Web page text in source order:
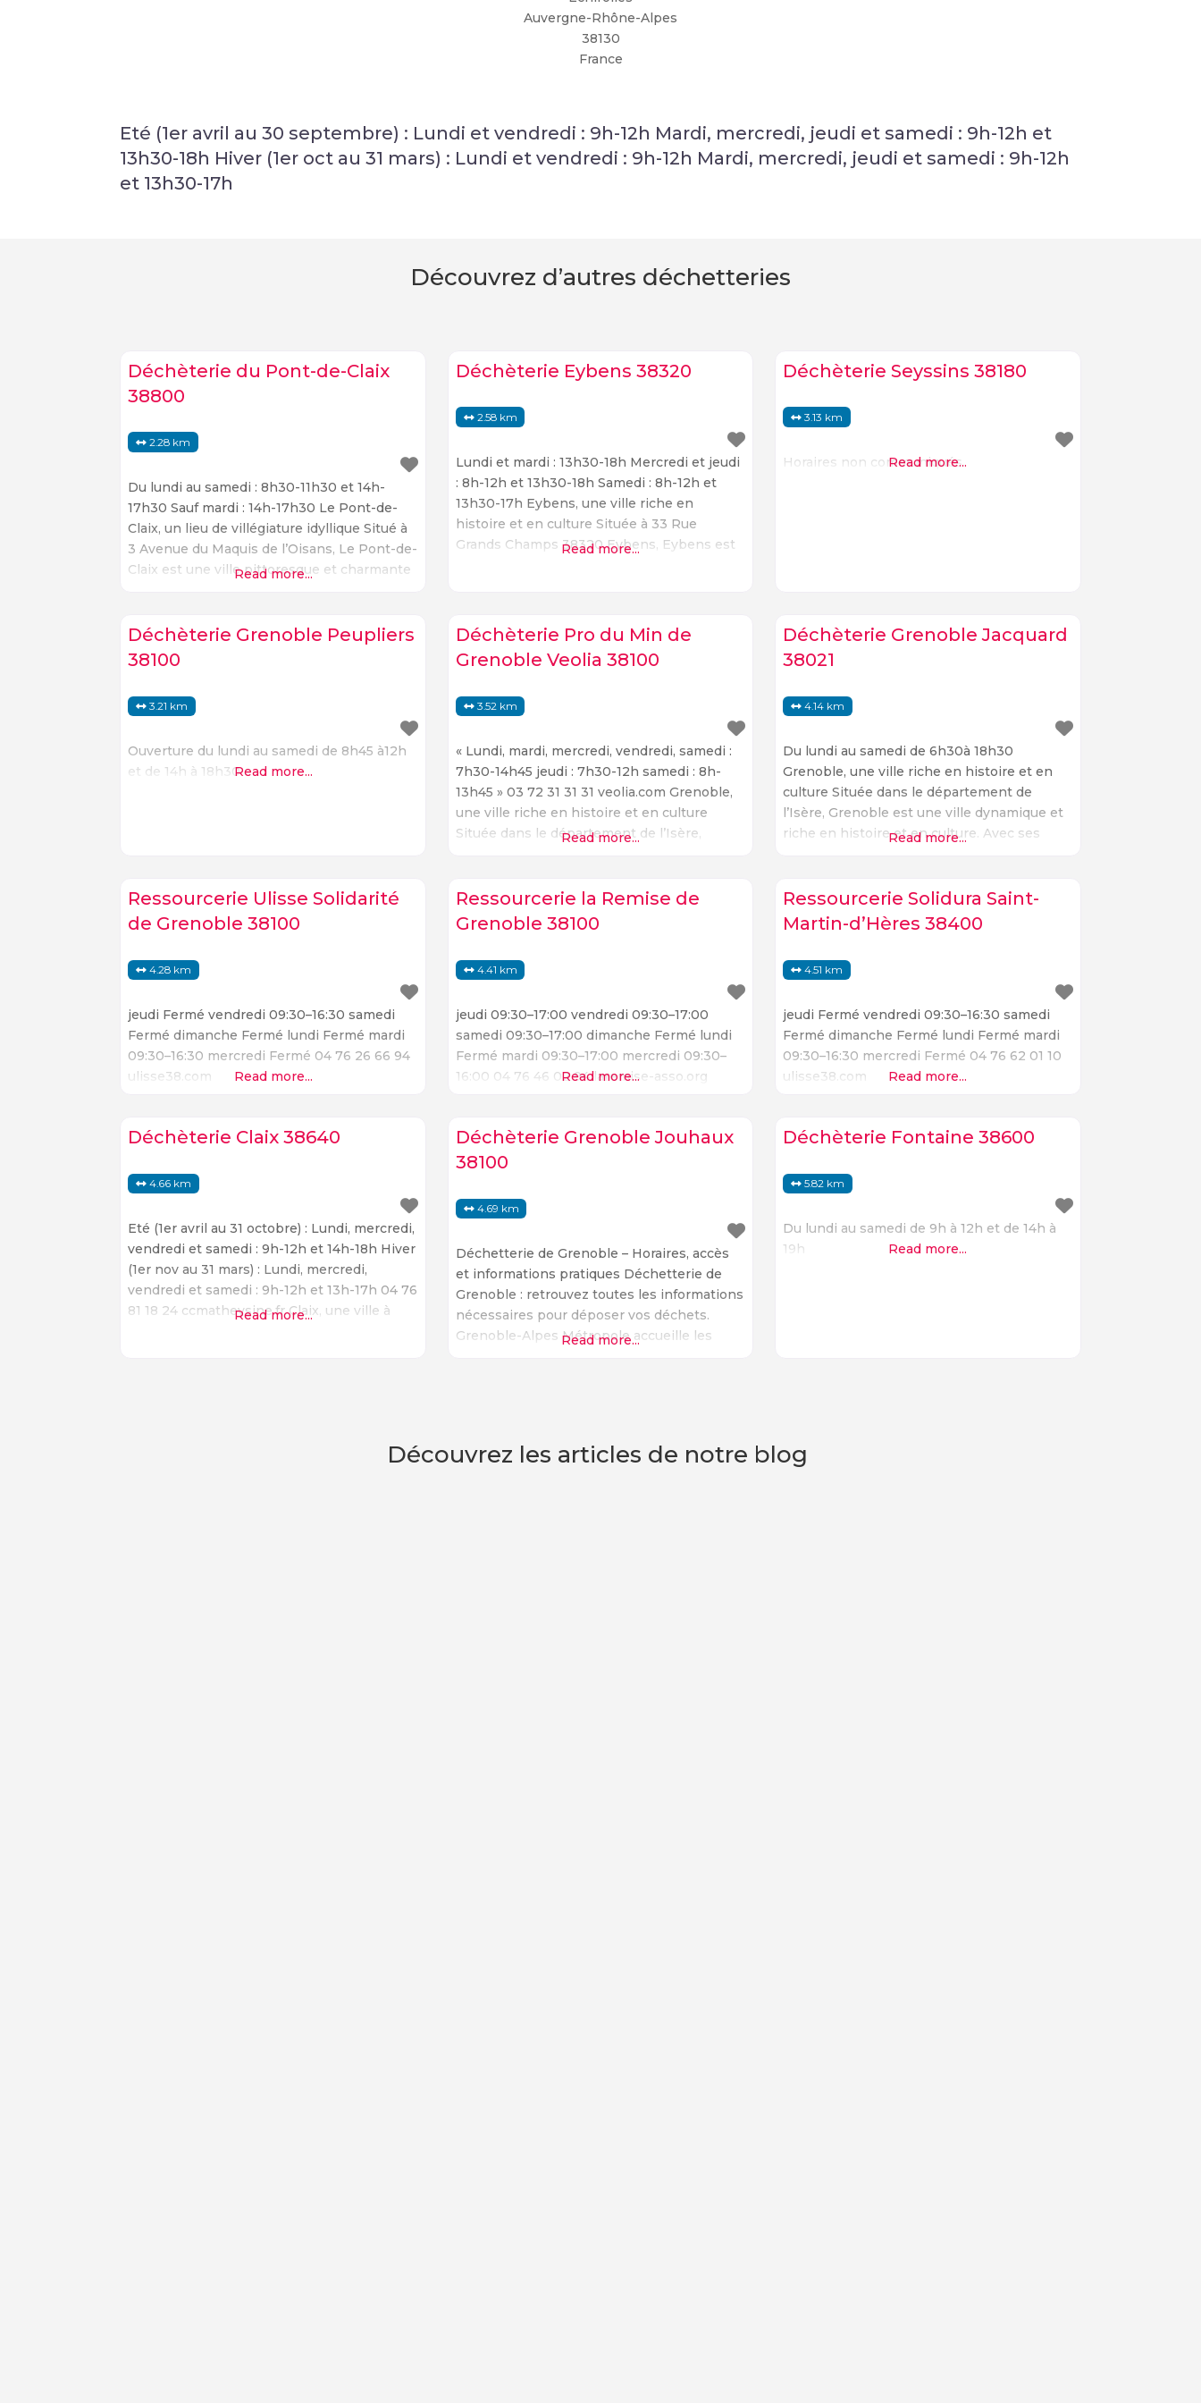
Auvergne-Rhône-Alpes
38130
France
Eté (1er avril au 30 septembre) : Lundi et vendredi : 9h-12h Mardi, mercredi, jeudi et samedi : 9h-12h et
13h30-18h Hiver (1er oct au 31 mars) : Lundi et vendredi : 9h-12h Mardi, mercredi, jeudi et samedi : 9h-12h
et 13h30-17h
Découvrez d’autres déchetteries
Déchèterie du Pont-de-Claix
38800
2.28 km
Du lundi au samedi : 8h30-11h30 et 14h-
17h30 Sauf mardi : 14h-17h30 Le Pont-de-
Claix, un lieu de villégiature idyllique Situé à
3 Avenue du Maquis de l’Oisans, Le Pont-de-
Claix est une ville pittoresque et charmante
entourée de montagnes et de forêts, ce qui
Read more...
Déchèterie Eybens 38320
2.58 km
Lundi et mardi : 13h30-18h Mercredi et jeudi
: 8h-12h et 13h30-18h Samedi : 8h-12h et
13h30-17h Eybens, une ville riche en
histoire et en culture Située à 33 Rue
Grands Champs 38320 Eybens, Eybens est
sites naturels. Les
Read more...
Déchèterie Seyssins 38180
3.13 km
Horaires non communiqués.
Read more...
Déchèterie Grenoble Peupliers
38100
3.21 km
Ouverture du lundi au samedi de 8h45 à12h
et de 14h à 18h30Read more...
Déchèterie Pro du Min de
Grenoble Veolia 38100
3.52 km
« Lundi, mardi, mercredi, vendredi, samedi :
7h30-14h45 jeudi : 7h30-12h samedi : 8h-
13h45 » 03 72 31 31 31 veolia.com Grenoble,
une ville riche en histoire et en culture
Située dans le département de l’Isère,
nombreux monuments historiques, ses
musées et ses sites naturels. La
Read more...
Déchèterie Grenoble Jacquard
38021
4.14 km
Du lundi au samedi de 6h30à 18h30
Grenoble, une ville riche en histoire et en
culture Située dans le département de
l’Isère, Grenoble est une ville dynamique et
riche en histoire et en culture. Avec ses
lieux à découvrir. Le centre-ville de Grenoble
est un lieu
Read more...
Ressourcerie Ulisse Solidarité
de Grenoble 38100
4.28 km
jeudi Fermé vendredi 09:30–16:30 samedi
Fermé dimanche Fermé lundi Fermé mardi
09:30–16:30 mercredi Fermé 04 76 26 66 94
ulisse38.com
Read more...
Ressourcerie la Remise de
Grenoble 38100
4.41 km
jeudi 09:30–17:00 vendredi 09:30–17:00
samedi 09:30–17:00 dimanche Fermé lundi
Fermé mardi 09:30–17:00 mercredi 09:30–
16:00 04 76 46 02 94 laremise-asso.org
Read more...
Ressourcerie Solidura Saint-
Martin-d’Hères 38400
4.51 km
jeudi Fermé vendredi 09:30–16:30 samedi
Fermé dimanche Fermé lundi Fermé mardi
09:30–16:30 mercredi Fermé 04 76 62 01 10
ulisse38.com
Read more...
Déchèterie Claix 38640
4.66 km
Eté (1er avril au 31 octobre) : Lundi, mercredi,
vendredi et samedi : 9h-12h et 14h-18h Hiver
(1er nov au 31 mars) : Lundi, mercredi,
vendredi et samedi : 9h-12h et 13h-17h 04 76
81 18 24 ccmatheysine.fr Claix, une ville à
Read more...
Déchèterie Grenoble Jouhaux
38100
4.69 km
Déchetterie de Grenoble – Horaires, accès
et informations pratiques Déchetterie de
Grenoble : retrouvez toutes les informations
nécessaires pour déposer vos déchets.
Grenoble-Alpes Métropole accueille les
rue Jacquard, 38100 Grenoble Horaires
Read more...
Déchèterie Fontaine 38600
5.82 km
Du lundi au samedi de 9h à 12h et de 14h à
19h
Read more...
Découvrez les articles de notre blog